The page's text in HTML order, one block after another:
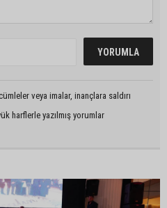
veya imalar, inançlara saldırı
harflerle yazılmış yorumlar